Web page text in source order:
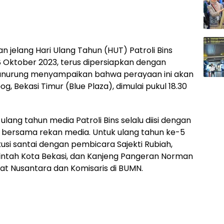
jelang Hari Ulang Tahun (HUT) Patroli Bins
2023, terus dipersiapkan dengan
menyampaikan bahwa perayaan ini akan
Bekasi Timur (Blue Plaza), dimulai pukul 18.30
tahun media Patroli Bins selalu diisi dengan
rekan media. Untuk ulang tahun ke-5
santai dengan pembicara Sajekti Rubiah,
Kota Bekasi, dan Kanjeng Pangeran Norman
Nusantara dan Komisaris di BUMN.